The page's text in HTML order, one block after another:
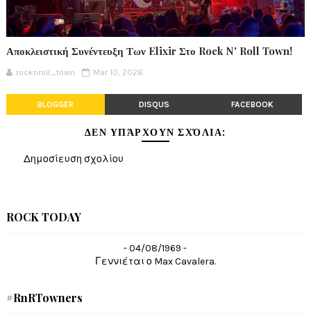
Αποκλειστική Συνέντευξη Των Elixir Στο Rock N' Roll Town!
rocknroll_town Mar 10, 2026
BLOGGER DISQUS FACEBOOK
ΔΕΝ ΥΠΆΡΧΟΥΝ ΣΧΌΛΙΑ:
Δημοσίευση σχολίου
ROCK TODAY
- 04/08/1969 -
Γεννιέται ο Max Cavalera.
#RnRTowners